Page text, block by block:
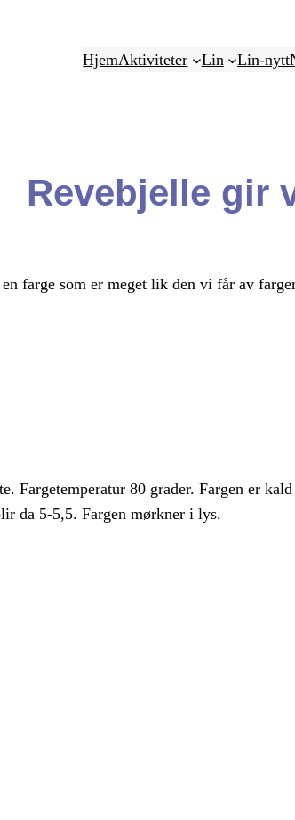
HjemAktiviteter Lin Lin-nytt
Revebjelle gir
farge som er meget lik den vi får av
Fargetemperatur 80 grader. Fargen er
da 5-5,5. Fargen mørkner i lys.